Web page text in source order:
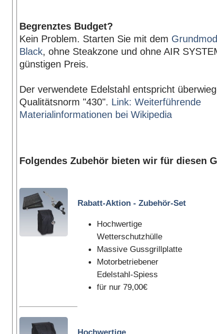
Begrenztes Budget?
Kein Problem. Starten Sie mit dem
Black, ohne Steakzone und ohne AIR
günstigen Preis.
Der verwendete Edelstahl entspricht
Qualitätsnorm "430". Link: Weiterführende
Materialinformationen bei Wikipedia
Folgendes Zubehör bieten wir für diesen
Rabatt-Aktion - Zubehör-Set
Hochwertige
Wetterschutzhülle
Massive Gussgrillplatte
Motorbetriebener
Edelstahl-Spiess
für nur 79,00€
Hochwertige